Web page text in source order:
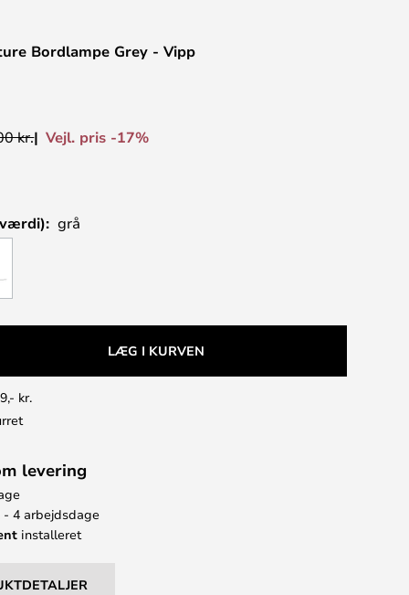
Bordlampe Grey - Vipp
kr. Vejl. pris -17%
grå
LÆG I KURVEN
kr.
levering
4 arbejdsdage
installeret